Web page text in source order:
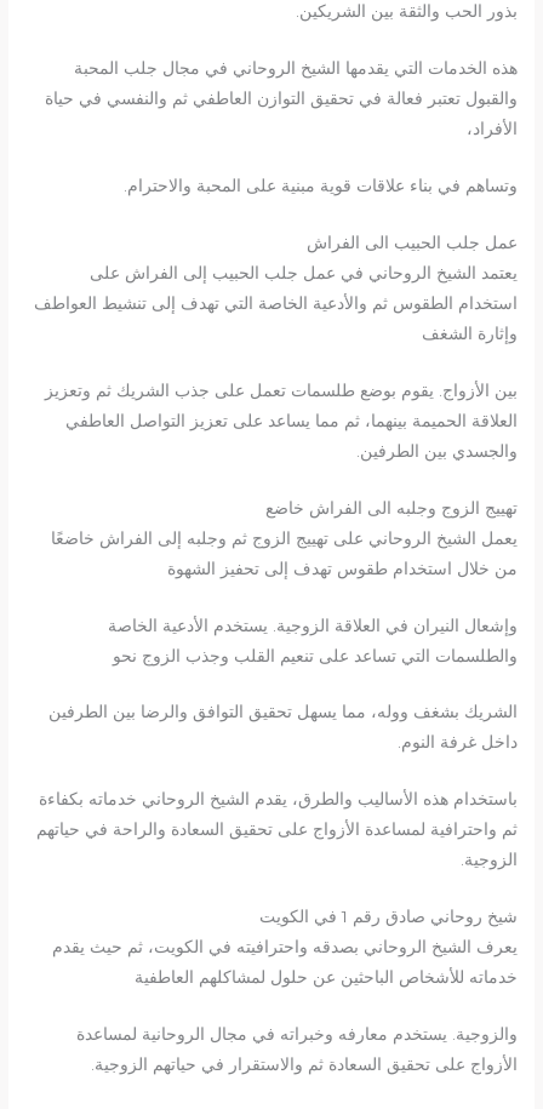
بذور الحب والثقة بين الشريكين.
هذه الخدمات التي يقدمها الشيخ الروحاني في مجال جلب المحبة
والقبول تعتبر فعالة في تحقيق التوازن العاطفي ثم والنفسي في حياة
الأفراد،
وتساهم في بناء علاقات قوية مبنية على المحبة والاحترام.
عمل جلب الحبيب الى الفراش
يعتمد الشيخ الروحاني في عمل جلب الحبيب إلى الفراش على
استخدام الطقوس ثم والأدعية الخاصة التي تهدف إلى تنشيط العواطف
وإثارة الشغف
بين الأزواج. يقوم بوضع طلسمات تعمل على جذب الشريك ثم وتعزيز
العلاقة الحميمة بينهما، ثم مما يساعد على تعزيز التواصل العاطفي
والجسدي بين الطرفين.
تهييج الزوج وجلبه الى الفراش خاضع
يعمل الشيخ الروحاني على تهييج الزوج ثم وجلبه إلى الفراش خاضعًا
من خلال استخدام طقوس تهدف إلى تحفيز الشهوة
وإشعال النيران في العلاقة الزوجية. يستخدم الأدعية الخاصة
والطلسمات التي تساعد على تنعيم القلب وجذب الزوج نحو
الشريك بشغف ووله، مما يسهل تحقيق التوافق والرضا بين الطرفين
داخل غرفة النوم.
باستخدام هذه الأساليب والطرق، يقدم الشيخ الروحاني خدماته بكفاءة
ثم واحترافية لمساعدة الأزواج على تحقيق السعادة والراحة في حياتهم
الزوجية.
شيخ روحاني صادق رقم 1 في الكويت
يعرف الشيخ الروحاني بصدقه واحترافيته في الكويت، ثم حيث يقدم
خدماته للأشخاص الباحثين عن حلول لمشاكلهم العاطفية
والزوجية. يستخدم معارفه وخبراته في مجال الروحانية لمساعدة
الأزواج على تحقيق السعادة ثم والاستقرار في حياتهم الزوجية.